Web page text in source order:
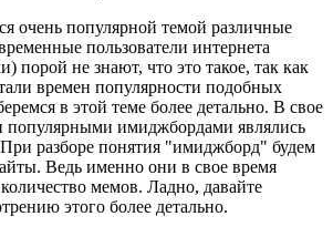
очень популярной темой различные
пользователи интернета
порой не знают, что это такое, так как
времен популярности подобных
в этой теме более детально. В свое
популярными имиджбордами являлись
разборе понятия "имиджборд" будем
Ведь именно они в свое время
мемов. Ладно, давайте
этого более детально.